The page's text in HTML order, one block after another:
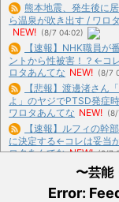
熊本地震、発生後に
ら温泉が吹き出す / ワロ
NEW! (8/7 04:02)
【速報】NHK職員が
ントから性被害！？←コ
ロタあんてな NEW! (8/7
【悲報】渡邊渚さん
よ」のヤジでPTSD発症
ワロタあんてな NEW!
【速報】ルフィの幹
に決定する←コレは妥当
ロタあんてな NEW! (8/7
【爆笑動画】ママさ
濯機買って1発目に回した
ワロタあんてな NEW! (8/
〜芸能
Error: